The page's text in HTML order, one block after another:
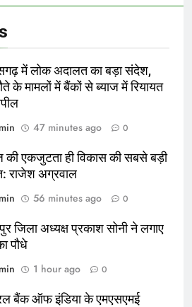
में लोक अदालत का बड़ा संदेश,
के मामलों में बैंकों से ब्याज में रियायत
47 minutes ago 0
की एकजुटता ही विकास की सबसे बड़ी
राजेश अग्रवाल
56 minutes ago 0
जिला अध्यक्ष प्रकाश सोनी ने लगाए
पौधे
1 hour ago 0
बैंक ऑफ इंडिया के एमएसएमई